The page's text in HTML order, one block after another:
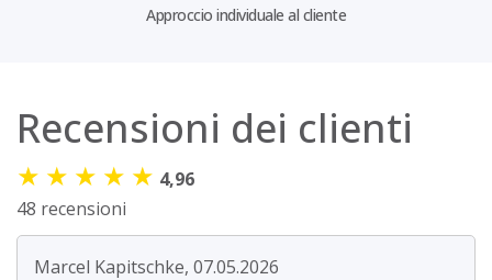
Approccio individuale al cliente
Recensioni dei clienti
★ ★ ★ ★ ★ 4,96
48 recensioni
Marcel Kapitschke, 07.05.2026